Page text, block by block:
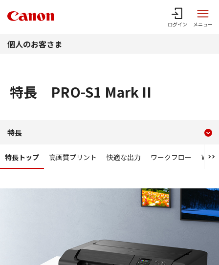
ログイン メニュー
個人のお客さま
特長 PRO-S1 Mark II
特長
特長トップ 高画質プリント 快適な出力 ワークフロー Wi-